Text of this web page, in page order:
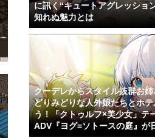
に訊く“キュートアグレッショ
知れぬ魅力とは
クーデレからスタイル抜群お姉
どりみどりな人外娘たちとホ
う！「クトゥルフ×美少女」テ
ADV『ヨグ=ソトースの庭』が